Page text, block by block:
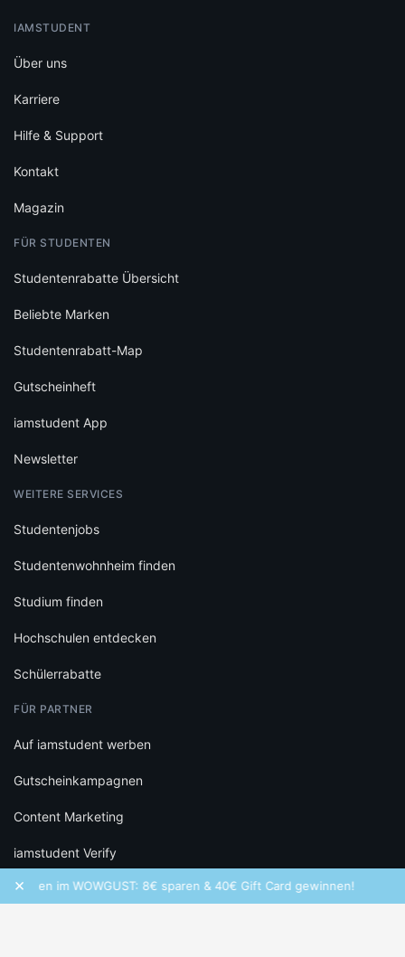
× im WOWGUST: 8€ sparen & 40€ Gift Card gewinnen!
IAMSTUDENT
Über uns
Karriere
Hilfe & Support
Kontakt
Magazin
FÜR STUDENTEN
Studentenrabatte Übersicht
Beliebte Marken
Studentenrabatt-Map
Gutscheinheft
iamstudent App
Newsletter
WEITERE SERVICES
Studentenjobs
Studentenwohnheim finden
Studium finden
Hochschulen entdecken
Schülerrabatte
FÜR PARTNER
Auf iamstudent werben
Gutscheinkampagnen
Content Marketing
iamstudent Verify